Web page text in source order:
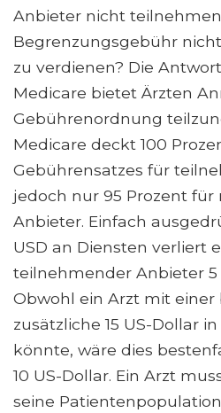
Anbieter nicht
Begrenzungsgebühr
zu verdienen? Die
Medicare bietet Ärzten
Gebührenordnung
Medicare deckt 100
Gebührensatzes für
jedoch nur 95 Prozent
Anbieter. Einfach
USD an Diensten verliert
teilnehmender Anbieter 5
Obwohl ein Arzt mit
zusätzliche 15 US-Dollar
könnte, wäre dies
10 US-Dollar. Ein Arzt
seine